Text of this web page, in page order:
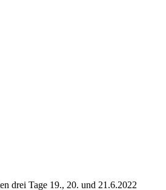
drei Tage 19., 20. und 21.6.2022